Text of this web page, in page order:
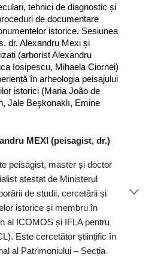
tehnici de diagnostic și
de documentare
istorice. Sesiunea
dr. Alexandru Mexi și
(arborist Alexandru
Iosipescu, Mihaela Ciornei)
în arheologia peisajului
istorici (Maria João de
Jale Beşkonaklı, Emine
MEXI (peisagist, dr.)
peisagist, master și doctor
atestat de Ministerul
de studii, cercetării și
istorice și membru în
al ICOMOS și IFLA pentru
Este cercetător științific în
al Patrimoniului – Secția